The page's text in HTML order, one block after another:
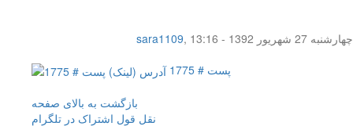
sara1109,
چهار‌شنبه 27 شهریور 1392 - 13:16
پست # 1775
بازگشت به بالای صفحه
نقل قول اشتراک در تلگرام